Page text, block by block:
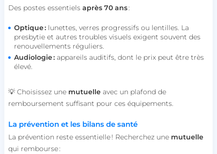
Des postes essentiels après 70 ans:
Optique :lunettes, verres progressifs ou lentilles. La
presbytie et autres troubles visuels exigent souvent des
renouvellements réguliers.
Audiologie :appareils auditifs, dont le prix peut être très
élevé.
💡 Choisissez une mutuelleavec un plafond de
remboursement suffisant pour ces équipements.
La prévention et les bilans de santé
La prévention reste essentielle ! Recherchez une mutuelle
qui rembourse :